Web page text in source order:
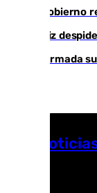
El
Cádiz
La Armada
Más